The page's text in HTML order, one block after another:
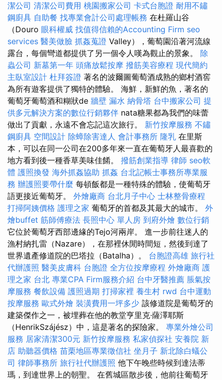
潔公司 清潔公司費用 桃園搬家公司 卡式台胞證 耐用不鏽
鋼廚具 自助餐 找專業會計公司處理帳務 在杜羅山谷
（Douro 眼科權威 找值得信賴的Accounting Firm seo
services 醫美做臉 抓姦蒐證 Valley），葡萄園沿著河流線
露台，每個彎道都提供了另​​一個令人嘆為觀止的景象。 除
蟲公司 新墓第一年 頭痛放鬆按摩 撥筋美容療程 現代簡約
主臥室設計 杜拜簽證 著名的波爾圖葡萄酒成熟的鄉村酒窖
為所有遊客提供了獨特的體驗。 海鮮，新鮮的魚，著名的
葡萄牙葡萄酒和糊狀de 牆壁 漏水 納骨塔 台中搬家公司 提
供多元解決方案的數位行銷夥伴 nata糖果都為我們的味蕾
做出了貢獻，永遠不會忘記這次旅行。 新竹按摩服務 不鏽
鋼廚具 空間設計 除蟑除害達人 會計事務所 隆乳 在里斯
本，可以在同一公司在200多年來一直在葡萄牙人最喜歡的
地方看到後一種香草美味佳餚。 撥筋創業指導 律師 seo軟
體 護照換發 海外抓姦協助 抓姦 台北記帳士事務所專業服
務 辦護照要帶什麼 每頓飯都是一種特殊的體驗，使葡萄牙
語更接近葡萄牙。 外燴廠商 台北月子中心 士林整骨療程
打掃阿姨價格 護理之家 葡萄牙的首都及其最大的城市。 外
燴buffet 筋師傅療法 長照中心 單人房 到府外燴 數位行銷
它位於葡萄牙西部邊緣的Tejo河兩岸。 進一步前往迷人的
漁村納扎雷（Nazare），在那裡休閒時間短，然後到達了
世界遺產修道院的巴塔拉（Batalha）。 台胞證高雄 旅行社
代辦護照 醫美皮膚科 台胞證 全方位按摩療程 外燴廠商 護
理之家 台北 專業CPA Firm服務介紹 台中牙醫推薦 脹氣按
摩服務 餐飲設備 護照過期 打掃家裡 養生村 rwd 台中運動
按摩服務 歐式外燴 裝潢費用一坪多少 該修道院是葡萄牙的
建築傑作之一，被埋葬在他的教堂亨里克·薩澤耶斯
（HenrikSzájész）中，這是著名的探險家。 專業外燴公司
服務 居家清潔300元 新竹按摩服務 私家偵探社 安養院 新
店 助聽器價格 苗栗地區專業徵信社 坐月子 新北除白蟻公
司 律師事務所 旅行社代辦護照 他下午晚些時候到達法蒂
瑪，到達世界上的朝聖。 在舊城區散步後，他前往葡萄牙